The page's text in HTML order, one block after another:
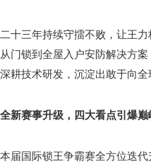
二十三年持续守擂不败，让王
从门锁到全屋入户安防解决方
深耕技术研发，沉淀出敢于向
全新赛事升级，四大看点引爆巅
本届国际锁王争霸赛全方位迭